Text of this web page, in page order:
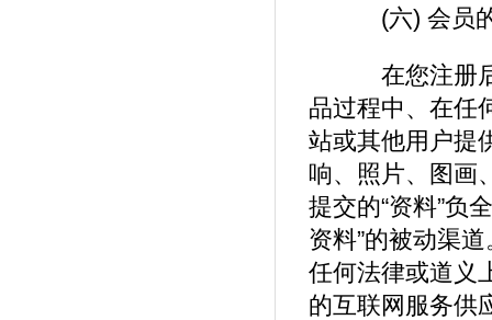
(六) 会员的
在您注册后
品过程中、在任
站或其他用户提
响、照片、图画
提交的“资料”负
资料”的被动渠
任何法律或道义
的互联网服务供